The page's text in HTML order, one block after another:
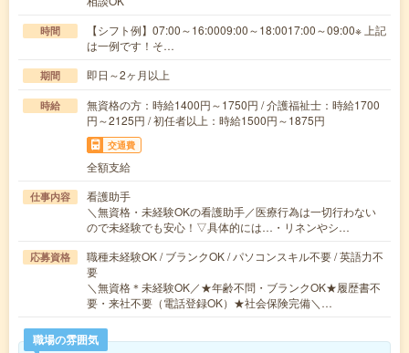
時間
【シフト例】07:00～16:0009:00～18:0017:00～09:00※ 上記
は一例です！そ…
期間 即日～2ヶ月以上
時給
無資格の方：時給1400円～1750円 / 介護福祉士：時給1700
円～2125円 / 初任者以上：時給1500円～1875円
交通費
全額支給
仕事内容
看護助手
＼無資格・未経験OKの看護助手／医療行為は一切行わない
ので未経験でも安心！▽具体的には…・リネンやシ…
応募資格
職種未経験OK / ブランクOK / パソコンスキル不要 / 英語力不
要
＼無資格＊未経験OK／★年齢不問・ブランクOK★履歴書不
要・来社不要（電話登録OK）★社会保険完備＼…
職場の雰囲気